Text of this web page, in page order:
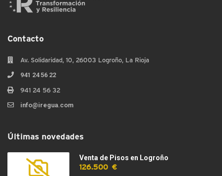
Contacto
Av. Solidaridad, 10, 26003 Logroño, La Rioja
941 24 56 22
941 24 56 32
info@iregua.com
Últimas novedades
Venta de Pisos en Logroño
126.500 €